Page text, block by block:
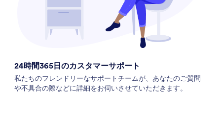
24時間365日のカスタマーサポート
私たちのフレンドリーなサポートチームが、あなたのご質問
や不具合の際などに詳細をお伺いさせていただきます。